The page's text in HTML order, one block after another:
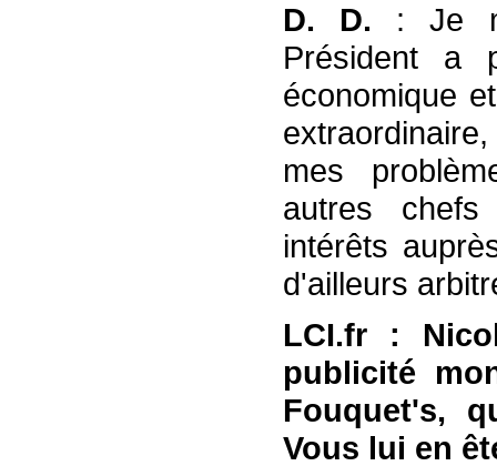
D. D. : Je
Président
économique
mes
autres
intérêts
d'ailleurs
LCI.fr :
publicité
Fouquet's,
Vous lui en